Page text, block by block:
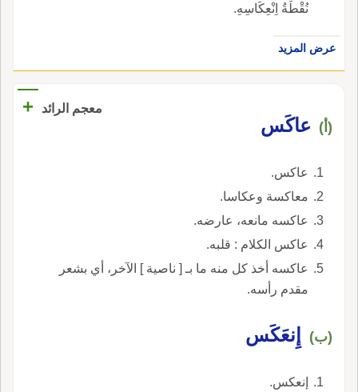
نُقْطَةُ اِنْعِكَاسِهِ.
عرض المزيد
معجم الرائد +
(أ) عاكَس
عاكس.
معاكسة وعكاسا.
عاكسه مانعه، عارضه.
عاكس الكلام : قلبه.
عاكسه أخذ كل منه ما بـ [ ناصية ] الآخر، أي بشعر
مقدم رأسه.
(ب) إِنعَكَس
إنعكس.